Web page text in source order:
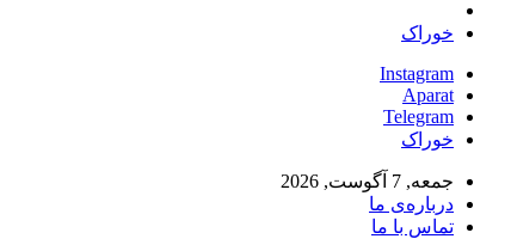
خوراک
Instagram
Aparat
Telegram
خوراک
جمعه, 7 آگوست, 2026
درباره‌ی ما
تماس با ما